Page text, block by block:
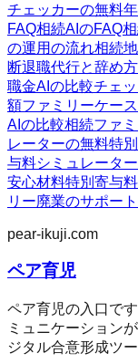
チェッカーの無料
FAQ相続AIのFAQ
の運用の流れ相続
断退職代行と辞め方
職金AIの比較チェ
額ファミリーケー
AIの比較相続ファ
レーターの無料特
与料シミュレータ
安心材料特別寄与
リー廃業のサポート
pear-ikuji.com
ペア育児
ペア育児の入口で
ミュニケーション
ジタル合意形成ツ